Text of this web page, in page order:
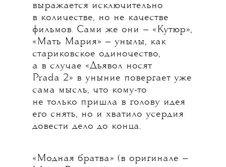
выражается исключительно
в количестве, но не качестве
фильмов. Сами же они — «Кутюр»,
«Мать Мария» — унылы, как
стариковское одиночество,
а в случае «Дьявол носят
Prada 2» в уныние повергает уже
сама мысль, что кому-то
не только пришла в голову идея
его снять, но и хватило усердия
довести дело до конца.
«Модная братва» (в оригинале —